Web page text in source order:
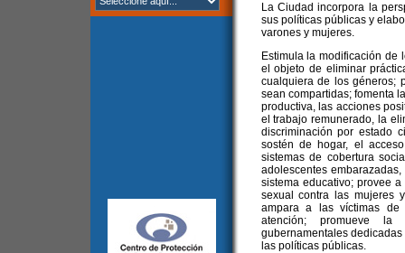
La Ciudad incorpora la
sus políticas públicas y
varones y mujeres.
Estimula la modificación de
el objeto de eliminar
cualquiera de los géneros;
sean compartidas; fomenta
productiva, las acciones
el trabajo remunerado, la
discriminación por estado
sostén de hogar, el
sistemas de cobertura
adolescentes
sistema educativo; provee
sexual contra las mujeres
ampara a las víctimas
atención; promueve la
gubernamentales
las políticas públicas.